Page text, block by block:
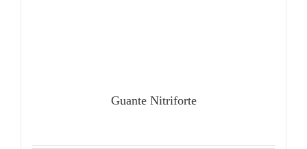
Guante Nitriforte